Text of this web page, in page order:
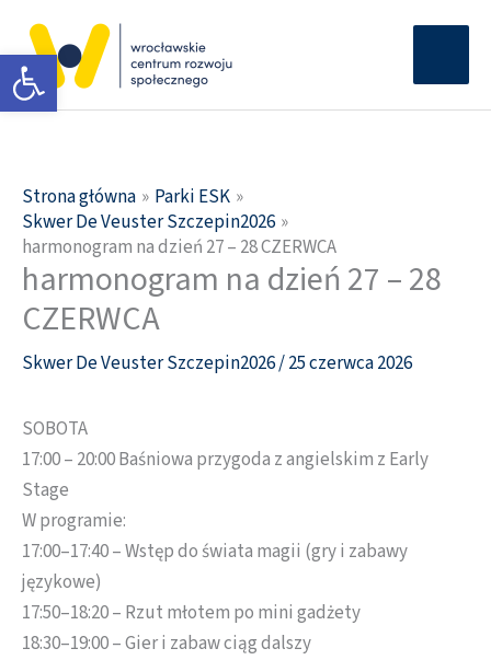
Otwórz pasek narzędzi
treści
Strona główna
Parki ESK
Skwer De Veuster Szczepin2026
harmonogram na dzień 27 – 28 CZERWCA
harmonogram na dzień 27 – 28
CZERWCA
Skwer De Veuster Szczepin2026/25 czerwca 2026
SOBOTA
17:00 – 20:00 Baśniowa przygoda z angielskim z Early
Stage
W programie:
17:00–17:40 – Wstęp do świata magii (gry i zabawy
językowe)
17:50–18:20 – Rzut młotem po mini gadżety
18:30–19:00 – Gier i zabaw ciąg dalszy